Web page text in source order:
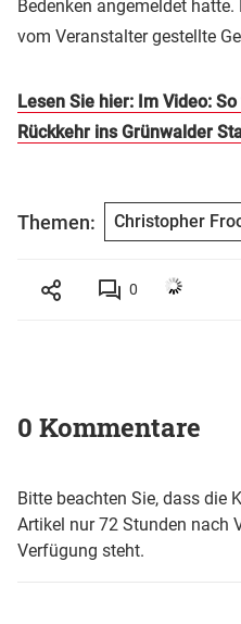
Bedenken angemeldet
vom Veranstalter gestellte
Lesen Sie hier: Im Video:
Rückkehr ins Grünwalder
Themen: Christopher
0
0 Kommentare
Bitte beachten Sie, dass die
Artikel nur 72 Stunden nach
Verfügung steht.